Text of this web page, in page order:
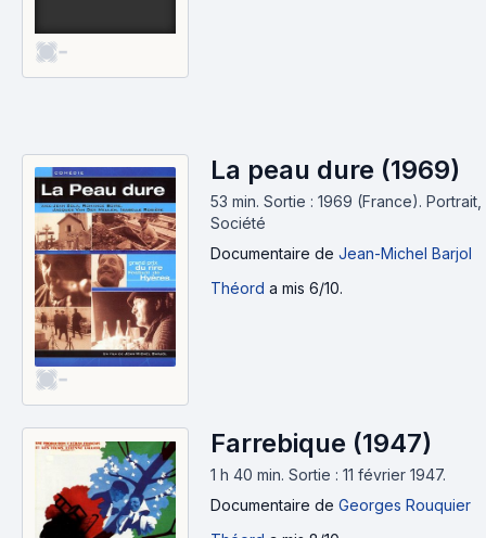
-
-
La peau dure (1969)
53 min. Sortie : 1969 (France). Portrait,
Société
Documentaire de Jean-Michel Barjol
Théord a mis 6/10.
Farrebique (1947)
1 h 40 min. Sortie : 11 février 1947.
Documentaire de Georges Rouquier